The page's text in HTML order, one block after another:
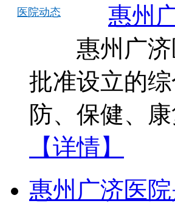
医院动态
惠州
惠州广济
批准设立的
防、保健、
【详情】
惠州广济医